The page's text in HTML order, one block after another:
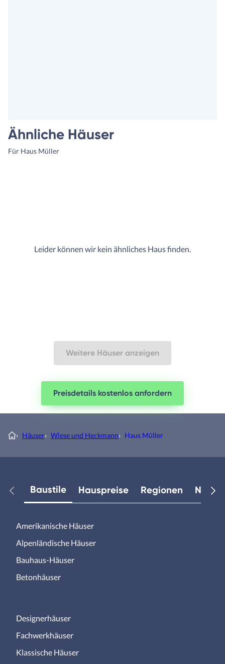
Ähnliche Häuser
Für Haus Müller
Leider können wir kein ähnliches Haus finden.
Weitere Häuser anzeigen
Preisdetails kostenlos anfordern
› Häuser› Wiese und Heckmann› Haus Müller
Baustile Hauspreise Regionen
Amerikanische Häuser
Alpenländische Häuser
Bauhaus-Häuser
Betonhäuser
Designerhäuser
Fachwerkhäuser
Klassische Häuser